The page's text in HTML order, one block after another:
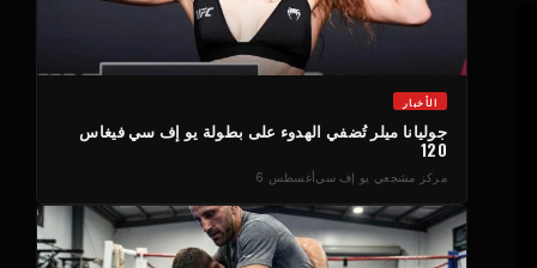
الأخبار
جوليانا ميلر تُضفي الهدوء على بطولة يو إف سي فيغاس
120
مركز مشجعي يو إف سيأغسطس 6